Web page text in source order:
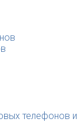
телефонов и